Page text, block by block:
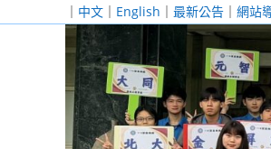
｜ 中文 ｜ English ｜ 最新公告 ｜ 網站